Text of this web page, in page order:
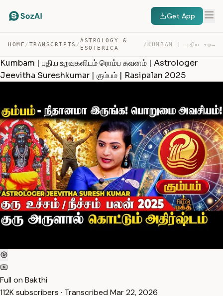
Get App
HOME / TRANSCRIPTS /
ASTROLOGY &
ESOTERICA
/ KUMBAM | புதிய உறவுகளிடம் ரொம்ப கவனம் | ASTROLOGER JEEV… — TRANSCRIPT
Kumbam | புதிய உறவுகளிடம் ரொம்ப கவனம் | Astrologer
Jeevitha Sureshkumar | கும்பம் | Rasipalan 2025
Full on Bakthi
112K subscribers · Transcribed Mar 22, 2026